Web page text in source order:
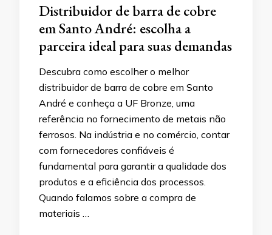
Distribuidor de barra de cobre
em Santo André: escolha a
parceira ideal para suas demandas
Descubra como escolher o melhor
distribuidor de barra de cobre em Santo
André e conheça a UF Bronze, uma
referência no fornecimento de metais não
ferrosos. Na indústria e no comércio, contar
com fornecedores confiáveis é
fundamental para garantir a qualidade dos
produtos e a eficiência dos processos.
Quando falamos sobre a compra de
materiais …